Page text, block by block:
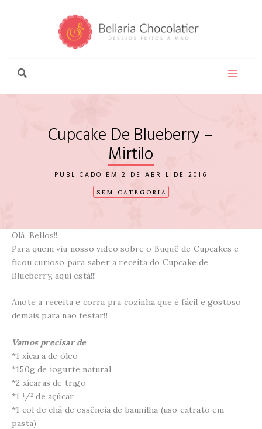
Cupcake De Blueberry –
Mirtilo
2 DE ABRIL DE 2016
SEM CATEGORIA
Olá, Bellos!!
Para quem viu nosso video sobre o Buquê de Cupcakes e
ficou curioso para saber a receita do Cupcake de
Blueberry, aqui está!!!
Anote a receita e corra pra cozinha que é fácil e gostoso
demais para não testar!!
Vamos precisar de:
*1 xícara de óleo
*150g de iogurte natural
*2 xícaras de trigo
*1 ¹/² de açúcar
*1 col de chá de essência de baunilha (uso extrato em
pasta)